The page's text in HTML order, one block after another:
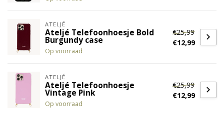
ATELJÉ
Ateljé Telefoonhoesje Bold
Burgundy case
Op voorraad
€25,99
€12,99
ATELJÉ
Ateljé Telefoonhoesje
Vintage Pink
Op voorraad
€25,99
€12,99